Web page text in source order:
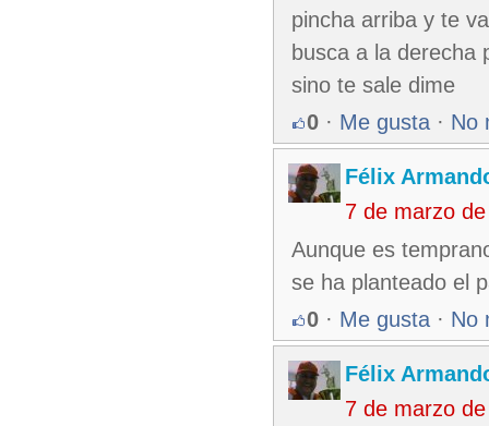
pincha arriba y te
busca a la derecha
sino te sale dime
0 · Me gusta · No
Félix
7 de marzo
Aunque es
se ha planteado el
0 · Me gusta · No
Félix
7 de marzo